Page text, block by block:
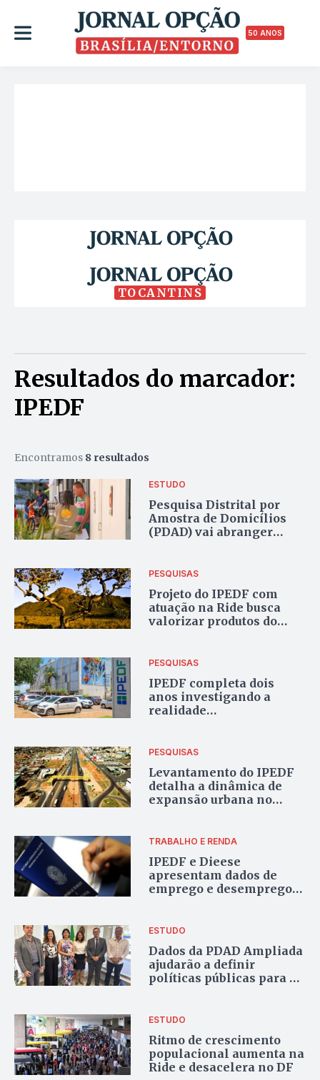
50 ANOS
TOCANTINS
Resultados do marcador:
IPEDF
Encontramos 8 resultados
ESTUDO
Pesquisa Distrital por
Amostra de Domicílios
(PDAD) vai abranger
PESQUISAS
Projeto do IPEDF com
atuação na Ride busca
valorizar produtos do
PESQUISAS
IPEDF completa dois
anos investigando a
realidade
PESQUISAS
Levantamento do IPEDF
detalha a dinâmica de
expansão urbana no
TRABALHO E RENDA
IPEDF e Dieese
apresentam dados de
emprego e desemprego
ESTUDO
Dados da PDAD Ampliada
ajudarão a definir
políticas públicas para o
ESTUDO
Ritmo de crescimento
populacional aumenta na
Ride e desacelera no DF